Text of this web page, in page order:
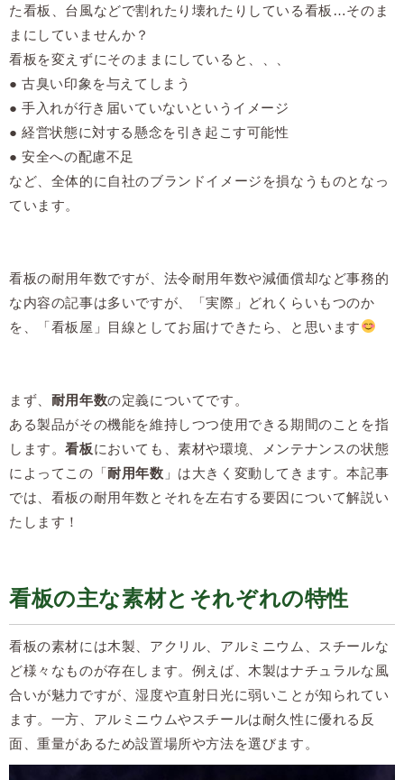
た看板、台風などで割れたり壊れたりしている看板…そのま
まにしていませんか？
看板を変えずにそのままにしていると、、、
● 古臭い印象を与えてしまう
● 手入れが行き届いていないというイメージ
● 経営状態に対する懸念を引き起こす可能性
● 安全への配慮不足
など、全体的に自社のブランドイメージを損なうものとなっ
ています。
看板の耐用年数ですが、法令耐用年数や減価償却など事務的
な内容の記事は多いですが、「実際」どれくらいもつのか
を、「看板屋」目線としてお届けできたら、と思います
まず、 耐用年数の定義についてです。
ある製品がその機能を維持しつつ使用できる期間のことを指
します。看板においても、素材や環境、メンテナンスの状態
によってこの「耐用年数 」は大きく変動してきます。本記事
では、看板の耐用年数とそれを左右する要因について解説い
たします！
看板の主な素材とそれぞれの特性
看板の素材には木製、アクリル、アルミニウム、スチールな
ど様々なものが存在します。例えば、木製はナチュラルな風
合いが魅力ですが、湿度や直射日光に弱いことが知られてい
ます。一方、アルミニウムやスチールは耐久性に優れる反
面、重量があるため設置場所や方法を選びます。